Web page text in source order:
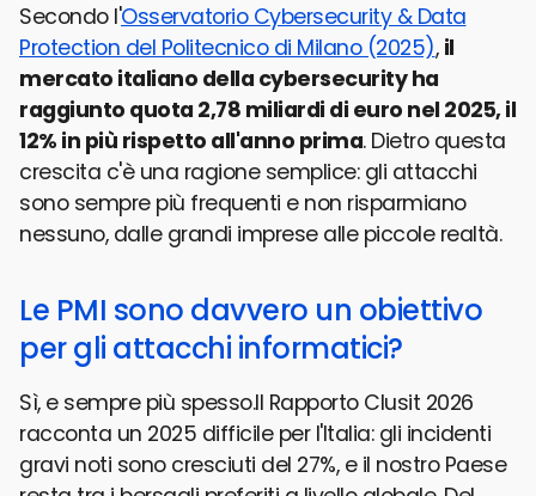
Secondo l'Osservatorio Cybersecurity & Data
Protection del Politecnico di Milano (2025), il
mercato italiano della cybersecurity ha
raggiunto quota 2,78 miliardi di euro nel 2025, il
12% in più rispetto all'anno prima. Dietro questa
crescita c'è una ragione semplice: gli attacchi
sono sempre più frequenti e non risparmiano
nessuno, dalle grandi imprese alle piccole realtà.
Le PMI sono davvero un obiettivo
per gli attacchi informatici?
Sì, e sempre più spesso.Il Rapporto Clusit 2026
racconta un 2025 difficile per l'Italia: gli incidenti
gravi noti sono cresciuti del 27%, e il nostro Paese